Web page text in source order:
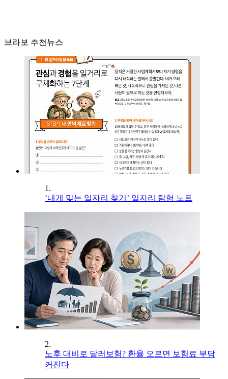
브라보 추천뉴스
1.
‘내게 맞는 일자리 찾기’ 일자리 탐험 노트
2.
노후 대비로 달러보험? 환율 오르면 보험료 부담
커진다